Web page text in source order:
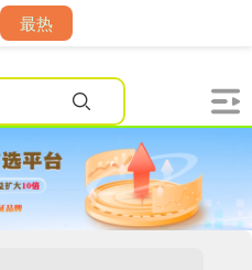
最热